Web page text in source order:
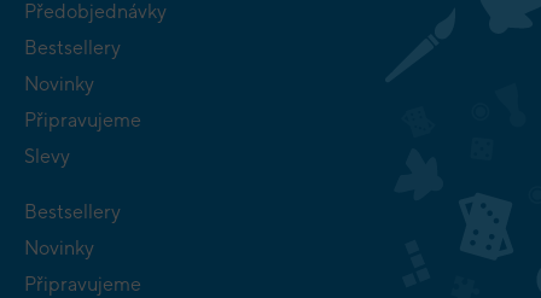
Předobjednávky
Bestsellery
Novinky
Připravujeme
Slevy
Bestsellery
Novinky
Připravujeme